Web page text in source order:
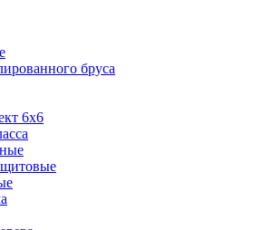
бруса
6х6